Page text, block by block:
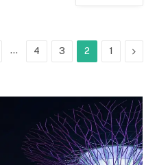
السابق
1
2
3
4
…